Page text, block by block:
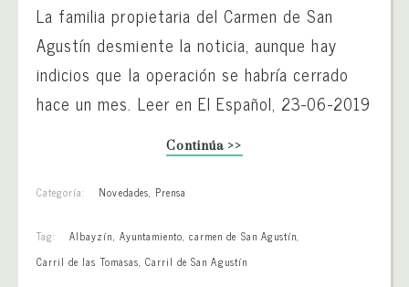
La familia propietaria del Carmen de San
Agustín desmiente la noticia, aunque hay
indicios que la operación se habría cerrado
hace un mes. Leer en El Español, 23-06-2019
Continúa >>
Categoría: Novedades, Prensa
Tag: Albayzín, Ayuntamiento,carmen de San Agustín,
Carril de las Tomasas, Carril de San Agustín